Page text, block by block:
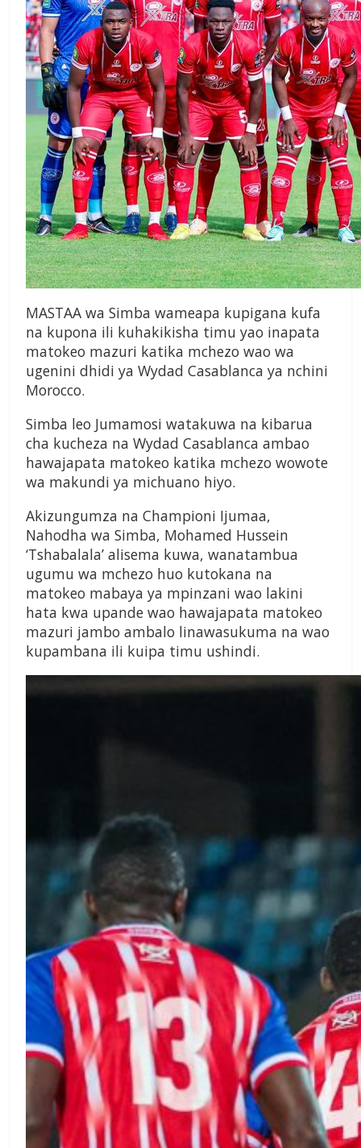
MASTAA wa Simba wameapa kupigana kufa
na kupona ili kuhakikisha timu yao inapata
matokeo mazuri katika mchezo wao wa
ugenini dhidi ya Wydad Casablanca ya nchini
Morocco.
Simba leo Jumamosi watakuwa na kibarua
cha kucheza na Wydad Casablanca ambao
hawajapata matokeo katika mchezo wowote
wa makundi ya michuano hiyo.
Akizungumza na Championi Ijumaa,
Nahodha wa Simba, Mohamed Hussein
‘Tshabalala’ alisema kuwa, wanatambua
ugumu wa mchezo huo kutokana na
matokeo mabaya ya mpinzani wao lakini
hata kwa upande wao hawajapata matokeo
mazuri jambo ambalo linawasukuma na wao
kupambana ili kuipa timu ushindi.